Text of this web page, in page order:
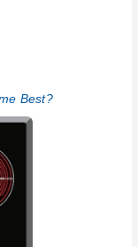
Best?